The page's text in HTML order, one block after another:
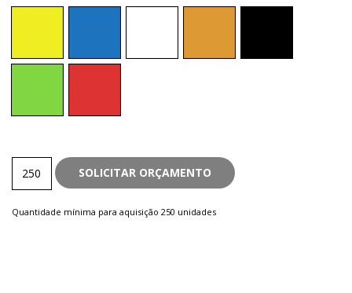
quantity
SOLICITAR ORÇAMENTO
Quantidade mínima para aquisição 250 unidades